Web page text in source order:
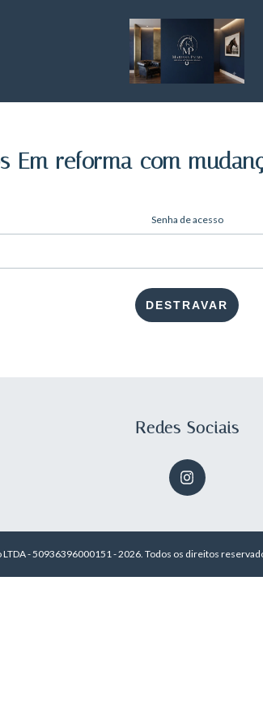
Em reforma com
Senha de acesso
DESTRAVAR
Redes Sociais
- 50936396000151 - 2026. Todos os direitos